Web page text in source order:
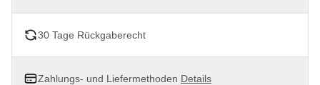
30 Tage Rückgaberecht
Zahlungs- und Liefermethoden Details